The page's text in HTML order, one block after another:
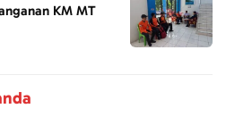
KM MT